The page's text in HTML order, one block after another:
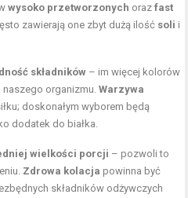
wysoko przetworzonych orazfast
zawierają one zbyt dużą ilość soli i
składników – im więcej kolorów
naszego organizmu.Warzywa
doskonałym wyborem będą
dodatek do białka.
wielkości porcji – pozwoli to
Zdrowa kolacja powinna być
składników odżywczych